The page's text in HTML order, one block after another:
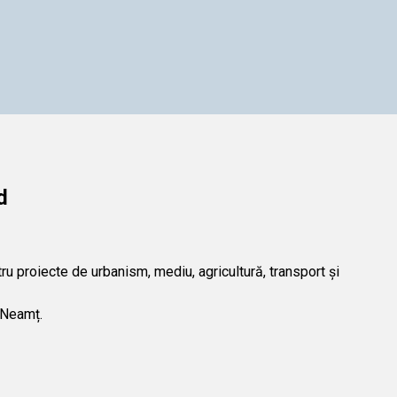
proiecte de urbanism, mediu, agricultură, transport și